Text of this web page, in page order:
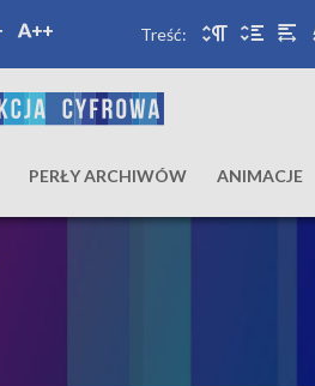
Treść:
PERŁY ARCHIWÓW ANIMACJE